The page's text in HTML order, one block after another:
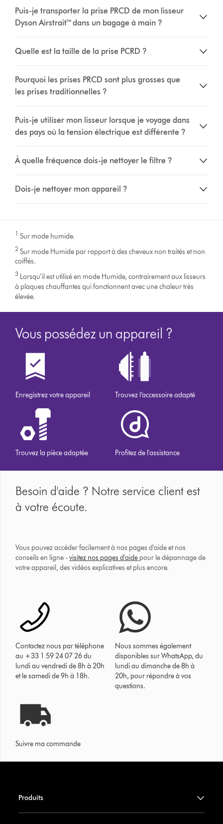
Puis-je transporter la prise PRCD de mon lisseur
Dyson Airstrait™ dans un bagage à main ?
Quelle est la taille de la prise PCRD ?
Pourquoi les prises PRCD sont plus grosses que
les prises traditionnelles ?
Puis-je utiliser mon lisseur lorsque je voyage dans
des pays où la tension électrique est différente ?
À quelle fréquence dois-je nettoyer le filtre ?
Dois-je nettoyer mon appareil ?
1 Sur mode humide.
2 Sur mode Humide par rapport à des cheveux non traités et non
coiffés.
3 Lorsqu’il est utilisé en mode Humide, contrairement aux lisseurs
à plaques chauffantes qui fonctionnent avec une chaleur très
élevée.
Vous possédez un appareil ?
Enregistrez votre appareil Trouvez l’accessoire adapté
Trouvez la pièce adaptée Profitez de l'assistance
Besoin d'aide ? Notre service client est
à votre écoute.
Vous pouvez accéder facilement à nos pages d'aide et nos
conseils en ligne -visitez nos pages d'aide pour le dépannage de
votre appareil, des vidéos explicatives et plus encore.
Contactez nous par téléphone
au +33 1 59 24 07 26 du
lundi au vendredi de 8h à 20h
et le samedi de 9h à 18h.
Nous sommes également
disponibles sur WhatsApp, du
lundi au dimanche de 8h à
20h, pour répondre à vos
questions.
Suivre ma commande
Produits